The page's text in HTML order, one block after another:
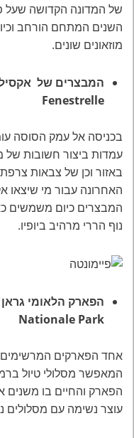
של המדונה הקדושה שעל
השנים המתחם הורחב
מוזאונים שונים.
המבצרים של
Fenestrelle
בכניסה אל עמק הסוסה
עמדות ביצור חשובות
באזור וכן של צבאות
האחרונה עבור מי שיצאו
המבצרים כיום משמשים
נוף הררי מרהיב ביופיו.
הפארק הלאומי גראן
Nationale Park
אחד הפארקים המרשימים
המאפשר מסלולי טיול
הפארק והחיים בו
עוצר נשימה עם מסלולים